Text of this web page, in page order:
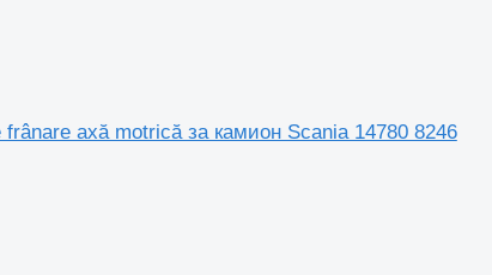
axă motrică за камион Scania 14780 8246